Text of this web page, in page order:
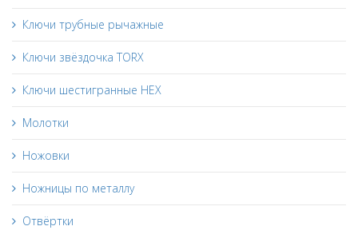
Ключи трубные рычажные
Ключи звёздочка TORX
Ключи шестигранные HEX
Молотки
Ножовки
Ножницы по металлу
Отвёртки